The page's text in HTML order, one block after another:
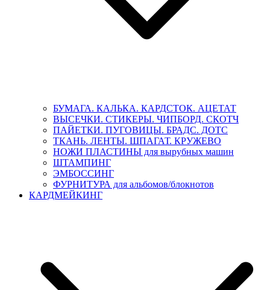
БУМАГА. КАЛЬКА. КАРДСТОК. АЦЕТАТ
ВЫСЕЧКИ. СТИКЕРЫ. ЧИПБОРД. СКОТЧ
ПАЙЕТКИ. ПУГОВИЦЫ. БРАДС. ДОТС
ТКАНЬ. ЛЕНТЫ. ШПАГАТ. КРУЖЕВО
НОЖИ ПЛАСТИНЫ для вырубных машин
ШТАМПИНГ
ЭМБОССИНГ
ФУРНИТУРА для альбомов/блокнотов
КАРДМЕЙКИНГ